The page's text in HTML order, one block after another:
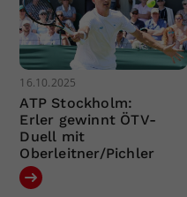
16.10.2025
ATP Stockholm:
Erler gewinnt ÖTV-
Duell mit
Oberleitner/Pichler